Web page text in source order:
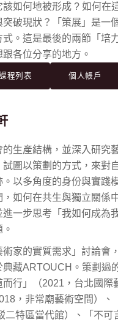
如何地被形成 ? 如何在
突破現狀？「策展」是一
式。這是最後的兩節「培
跟各位分享的地方。
程列表 個人帳戶
的生產結構，並深入研究
試圖以策劃的方式，來對
以多角度的身份與實踐
如何在共生與獨立關係
一步思考「我如何成為
術家的實質需求」討論會
典藏ARTOUCH。策劃過
行」（2021，台北國際
，非常廟藝術空間）、
二特區當代館）、「不可